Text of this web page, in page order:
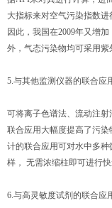
大指标来对空气污染指数
因此，我国在2009年又增
外，气态污染物均可采用紫
5.与其他监测仪器的联合应
可将离子色谱法、流动注射
联合应用大幅度提高了污
计的联合应用可对水中多
样， 无需浓缩柱即可进行快
6.与高灵敏度试剂的联合应